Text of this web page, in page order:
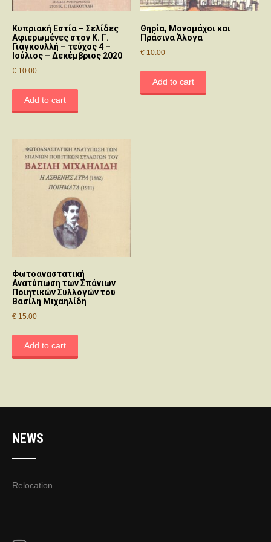
Κυπριακή Εστία – Σελίδες
Αφιερωμένες στον Κ. Γ.
Γιαγκουλλή – τεύχος 4 –
Ιούλιος – Δεκέμβριος 2020
€ 10.00
Add to cart
Θηρία, Μονομάχοι και
Πράσινα Άλογα
€ 10.00
Add to cart
Φωτοαναστατική
Ανατύπωση των Σπάνιων
Ποιητικών Συλλογών του
Βασίλη Μιχαηλίδη
€ 15.00
Add to cart
NEWS
Relocation